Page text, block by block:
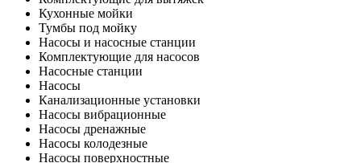
Кухонные мойки
Тумбы под мойку
Насосы и насосные станции
Комплектующие для насосов
Насосные станции
Насосы
Канализационные установки
Насосы вибрационные
Насосы дренажные
Насосы колодезные
Насосы поверхностные